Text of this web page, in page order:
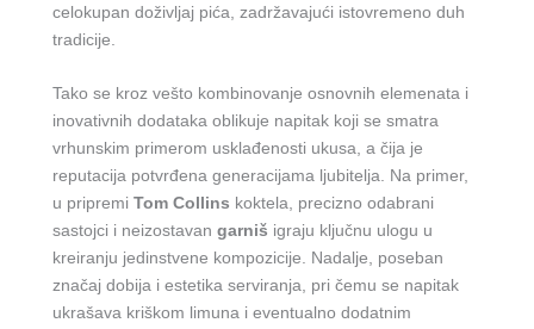
celokupan doživljaj pića, zadržavajući istovremeno duh
tradicije.
Tako se kroz vešto kombinovanje osnovnih elemenata i
inovativnih dodataka oblikuje napitak koji se smatra
vrhunskim primerom usklađenosti ukusa, a čija je
reputacija potvrđena generacijama ljubitelja. Na primer,
u pripremi Tom Collins koktela, precizno odabrani
sastojci i neizostavan garniš igraju ključnu ulogu u
kreiranju jedinstvene kompozicije. Nadalje, poseban
značaj dobija i estetika serviranja, pri čemu se napitak
ukrašava kriškom limuna i eventualno dodatnim